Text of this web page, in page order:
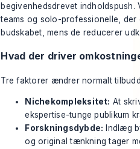
begivenhedsdrevet
teams og solo-professionelle,
budskabet, mens de reducerer
Hvad der driver
Tre faktorer ændrer normalt
Nichekompleksitet: At
ekspertise-tunge publikum
Forskningsdybde: Indlæg
og original tænkning tager